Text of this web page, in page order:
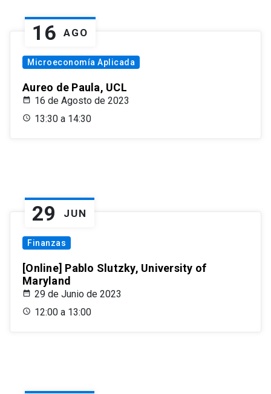
16 AGO
Microeconomía Aplicada
Aureo de Paula, UCL
16 de Agosto de 2023
13:30 a 14:30
29 JUN
Finanzas
[Online] Pablo Slutzky, University of
Maryland
29 de Junio de 2023
12:00 a 13:00